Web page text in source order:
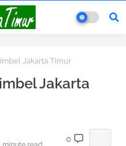
Jakarta Timur
Jakarta
0